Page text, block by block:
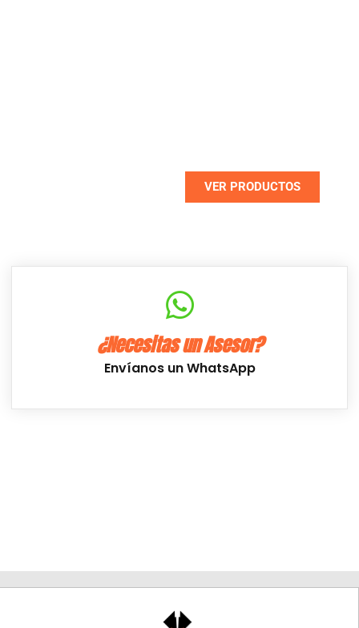
VER PRODUCTOS
NUEVO
¿Necesitas un Asesor?
Envíanos un WhatsApp